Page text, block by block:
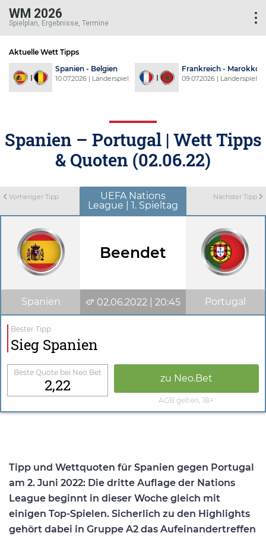
WM 2026
Spielplan, Ergebnisse, Termine
Aktuelle Wett Tipps
Spanien - Belgien
10.07.2026 | Länderspiel
Frankreich - Marokko
09.07.2026 | Länderspiel
Spanien – Portugal | Wett Tipps
& Quoten (02.06.22)
Vorheriger Tipp
UEFA Nations
League | 1. Spieltag
Nächster Tipp
Beendet
Spanien 02.06.2022 | 20:45 Portugal
Bester Tipp
Sieg Spanien
Beste Quote bei Neo.Bet
2,22 zu Neo.Bet
AGB gelten, 18+
Tipp und Wettquoten für Spanien gegen Portugal
am 2. Juni 2022: Die dritte Auflage der Nations
League beginnt in dieser Woche gleich mit
einigen Top-Spielen. Sicherlich zu den Highlights
gehört dabei in Gruppe A2 das Aufeinandertreffen